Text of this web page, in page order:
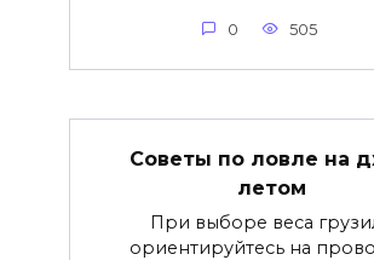
0 505
Советы по ловле на
летом
При выборе веса
ориентируйтесь на